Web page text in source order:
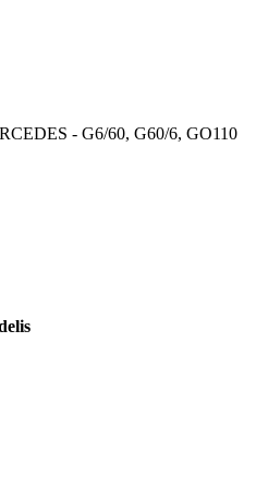
- G6/60, G60/6, GO110